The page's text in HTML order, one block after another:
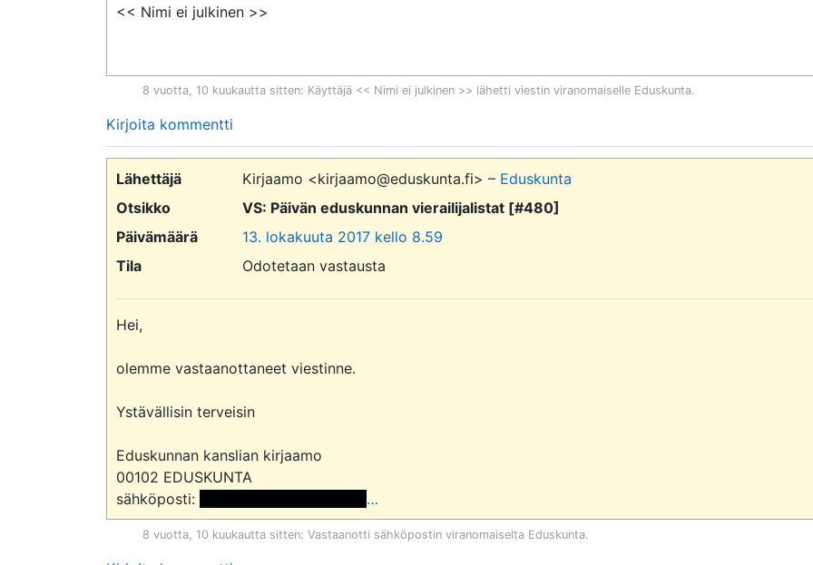
<< Nimi ei julkinen >>
8 vuotta, 10 kuukautta sitten: Käyttäjä << Nimi ei julkinen >> lähetti viestin viranomaiselle Eduskunta.
Kirjoita kommentti
Lähettäjä Kirjaamo <kirjaamo@eduskunta.fi> – Eduskunta
Otsikko
VS: Päivän eduskunnan vierailijalistat [#480]
Päivämäärä
13. lokakuuta 2017 kello 8.59
Tila
Odotetaan vastausta
Hei,
olemme vastaanottaneet viestinne.
Ystävällisin terveisin
Eduskunnan kanslian kirjaamo
00102 EDUSKUNTA
sähköposti:
…
8 vuotta, 10 kuukautta sitten: Vastaanotti sähköpostin viranomaiselta Eduskunta.